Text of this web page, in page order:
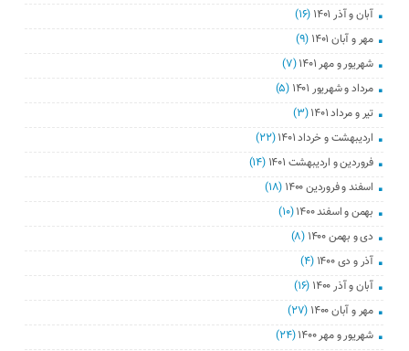
آبان و آذر ۱۴۰۱
(۱۶)
مهر و آبان ۱۴۰۱
(۹)
شهریور و مهر ۱۴۰۱
(۷)
مرداد و شهریور ۱۴۰۱
(۵)
تیر و مرداد ۱۴۰۱
(۳)
اردیبهشت و خرداد ۱۴۰۱
(۲۲)
فروردین و اردیبهشت ۱۴۰۱
(۱۴)
اسفند و فروردین ۱۴۰۰
(۱۸)
بهمن و اسفند ۱۴۰۰
(۱۰)
دی و بهمن ۱۴۰۰
(۸)
آذر و دی ۱۴۰۰
(۴)
آبان و آذر ۱۴۰۰
(۱۶)
مهر و آبان ۱۴۰۰
(۲۷)
شهریور و مهر ۱۴۰۰
(۲۴)